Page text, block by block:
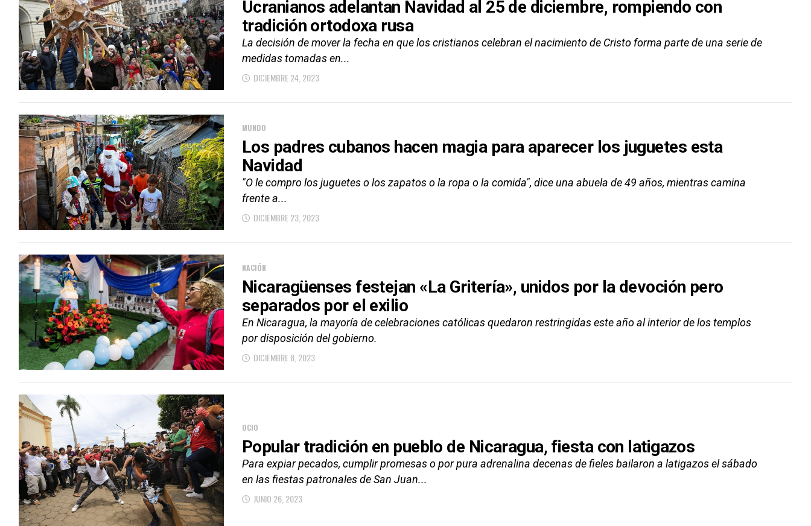
Ucranianos adelantan Navidad al 25 de diciembre, rompiendo con
tradición ortodoxa rusa
La decisión de mover la fecha en que los cristianos celebran el nacimiento de Cristo forma parte de una serie de
medidas tomadas en...
DICIEMBRE 24, 2023
MUNDO
Los padres cubanos hacen magia para aparecer los juguetes esta
Navidad
"O le compro los juguetes o los zapatos o la ropa o la comida", dice una abuela de 49 años, mientras camina
frente a...
DICIEMBRE 23, 2023
NACIÓN
Nicaragüenses festejan «La Gritería», unidos por la devoción pero
separados por el exilio
En Nicaragua, la mayoría de celebraciones católicas quedaron restringidas este año al interior de los templos
por disposición del gobierno.
DICIEMBRE 8, 2023
OCIO
Popular tradición en pueblo de Nicaragua, fiesta con latigazos
Para expiar pecados, cumplir promesas o por pura adrenalina decenas de fieles bailaron a latigazos el sábado
en las fiestas patronales de San Juan...
JUNIO 26, 2023